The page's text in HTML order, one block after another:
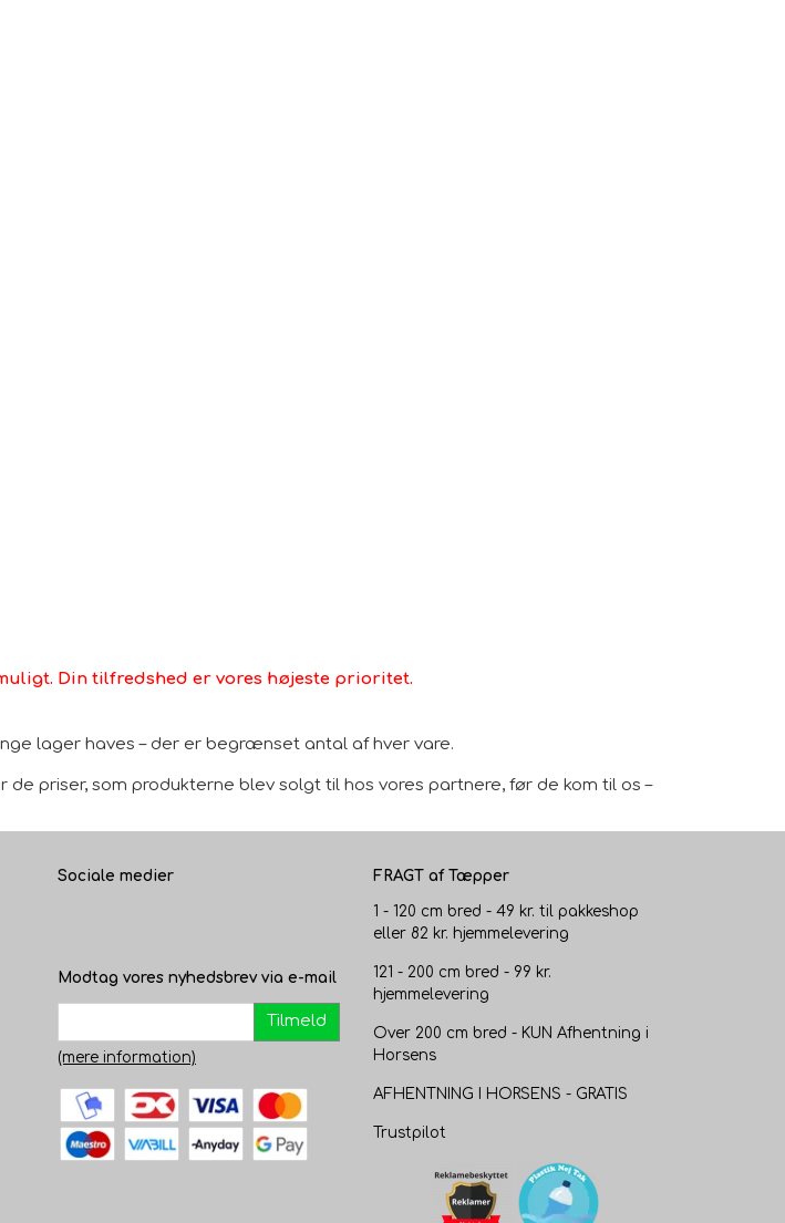
Din tilfredshed er vores højeste prioritet.
lager haves – der er begrænset antal af hver vare.
priser, som produkterne blev solgt til hos vores partnere, før de kom til os –
Sociale medier
Modtag vores nyhedsbrev via e-mail
Tilmeld
(mere information)
FRAGT af Tæpper
1 - 120 cm bred - 49 kr. til pakkeshop
eller 82 kr. hjemmelevering
121 - 200 cm bred - 99 kr.
hjemmelevering
Over 200 cm bred - KUN Afhentning i
Horsens
AFHENTNING I HORSENS - GRATIS
Trustpilot